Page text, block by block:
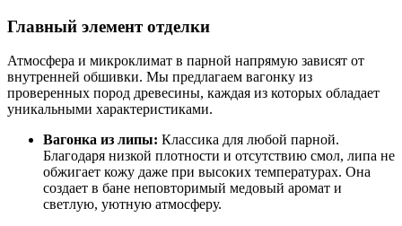
Главный элемент отделки
Атмосфера и микроклимат в парной напрямую зависят от
внутренней обшивки. Мы предлагаем вагонку из
проверенных пород древесины, каждая из которых обладает
уникальными характеристиками.
Вагонка из липы: Классика для любой парной.
Благодаря низкой плотности и отсутствию смол, липа не
обжигает кожу даже при высоких температурах. Она
создает в бане неповторимый медовый аромат и
светлую, уютную атмосферу.